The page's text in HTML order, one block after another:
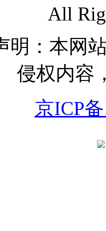
All
明：本网
侵权内容
京ICP